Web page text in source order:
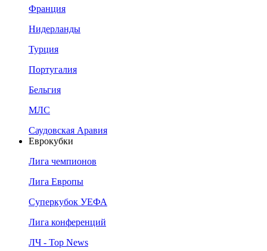
Франция
Нидерланды
Турция
Португалия
Бельгия
МЛС
Саудовская Аравия
Еврокубки
Лига чемпионов
Лига Европы
Суперкубок УЕФА
Лига конференций
ЛЧ - Top News